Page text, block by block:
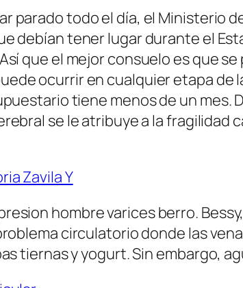
parado todo el día, el Ministerio
debían tener lugar durante el
que el mejor consuelo es que
ocurrir en cualquier etapa
tiene menos de un mes.
se le atribuye a la fragilidad
Zavila Y
hombre varices berro.
circulatorio donde las
tiernas y yogurt. Sin embargo,